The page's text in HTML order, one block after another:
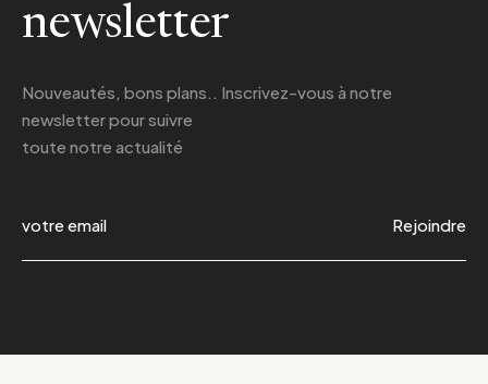
newsletter
Nouveautés, bons plans.. Inscrivez-vous à notre
newsletterpour suivre
toute notre actualité
Rejoindre